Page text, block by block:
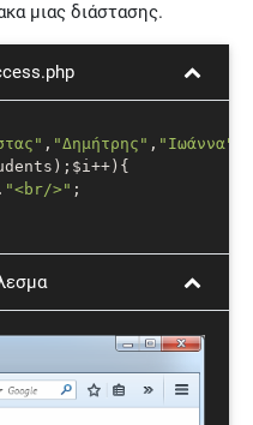
μιας διάστασης.
, "Δημήτρης" , "Ιωάννα"
"<br/>" ;